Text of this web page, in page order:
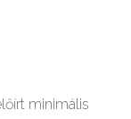
minimális